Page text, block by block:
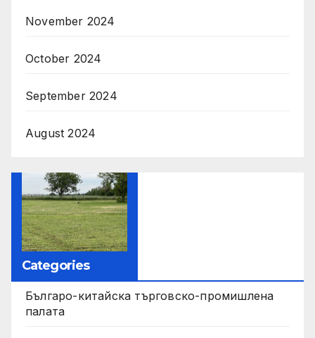
November 2024
October 2024
September 2024
August 2024
Categories
Българо-китайска търговско-промишлена
палата